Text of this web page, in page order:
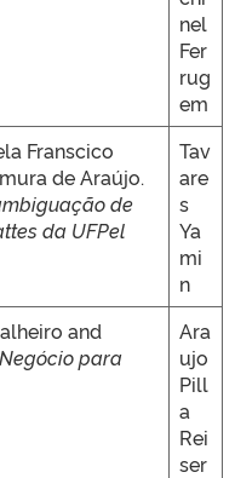
nel
Fer
rug
em
Franscico
de Araújo.
de
da UFPel
Tav
are
s
Ya
mi
n
and
para
Ara
ujo
Pill
a
Rei
ser